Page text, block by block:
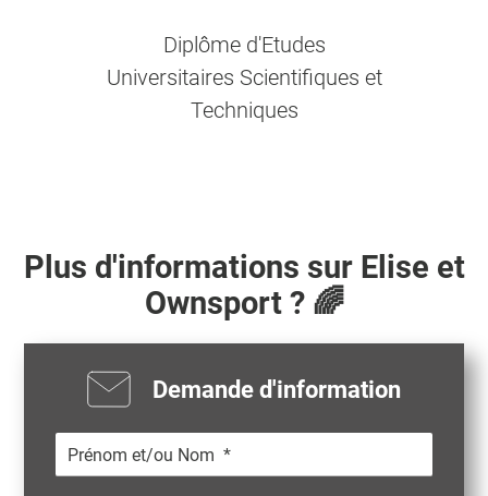
Diplôme d'Etudes
Universitaires Scientifiques et
Techniques
Plus d'informations sur Elise et
Ownsport ? 🌈
Demande d'information